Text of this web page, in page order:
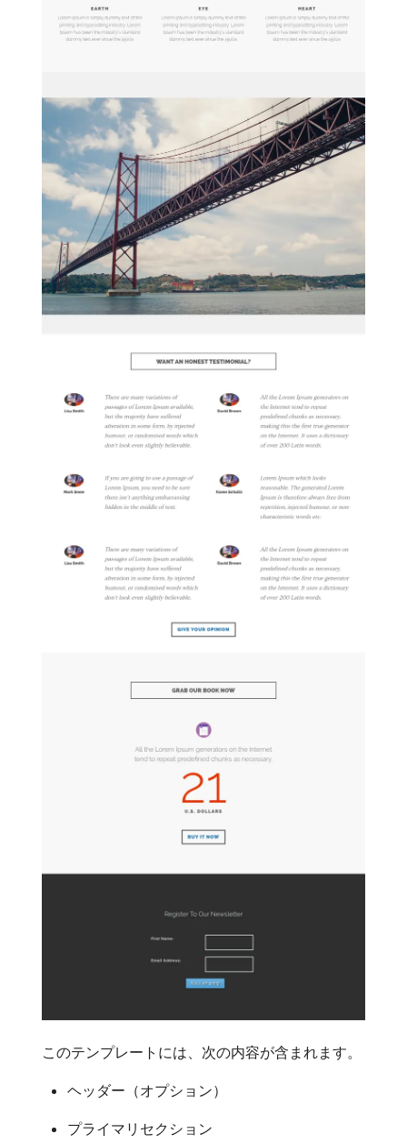
このテンプレートには、次の内容が含まれます。
ヘッダー（オプション）
プライマリセクション